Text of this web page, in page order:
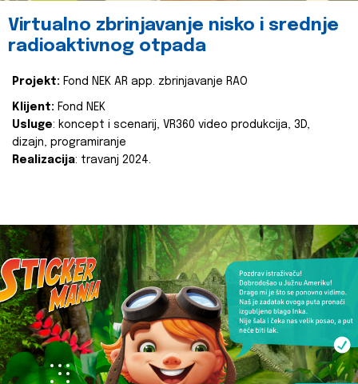
Virtualno zbrinjavanje nisko i srednje
radioaktivnog otpada
Projekt: Fond NEK AR app. zbrinjavanje RAO
Klijent: Fond NEK
Usluge: koncept i scenarij, VR360 video produkcija, 3D,
dizajn, programiranje
Realizacija: travanj 2024.